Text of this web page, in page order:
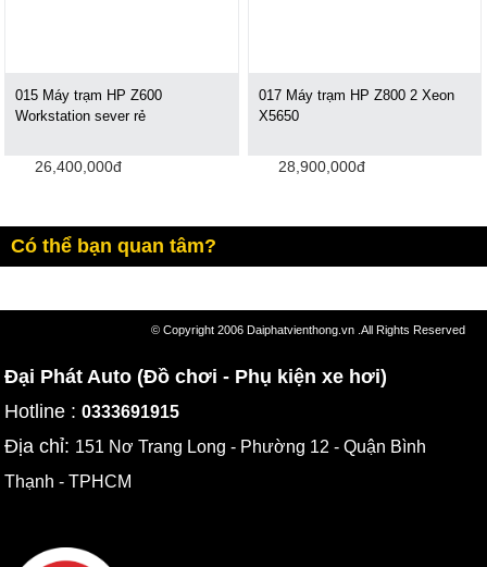
015 Máy trạm HP Z600
Workstation sever rẻ
26,400,000đ
017 Máy trạm HP Z800 2 Xeon
X5650
28,900,000đ
Có thể bạn quan tâm?
© Copyright 2006 Daiphatvienthong.vn .All Rights Reserved
Đại Phát Auto (Đồ chơi - Phụ kiện xe hơi)
Hotline :0333691915
Địa chỉ: 151 Nơ Trang Long - Phường 12 - Quận Bình
Thạnh - TPHCM